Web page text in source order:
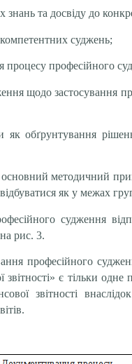
знань та досвіду до
суджень;
процесу професійного
щодо застосування
як обґрунтування
методичний
як у межах
судження
рис. 3.
професійного
звітності» є тільки
звітності